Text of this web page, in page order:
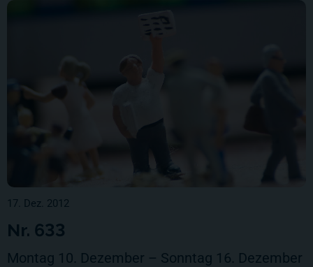
17. Dez. 2012
Nr. 633
Montag 10. Dezember – Sonntag 16. Dezember